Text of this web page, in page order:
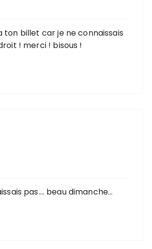
ton billet car je ne connaissais
! merci ! bisous !
pas…. beau dimanche…